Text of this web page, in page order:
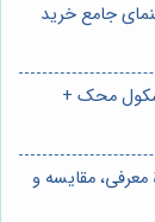
جامع خرید
محک +
مقایسه و